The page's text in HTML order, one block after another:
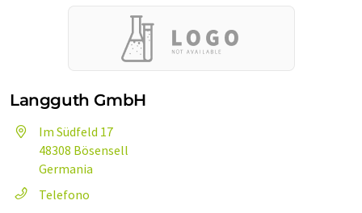
Langguth GmbH
Im Südfeld 17
48308 Bösensell
Germania
Telefono